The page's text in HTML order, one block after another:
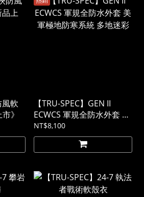
風軟
》
【TRU-SPEC】GEN II
ECWCS 軍規全防水外套 美
軍極地防寒系統 多地迷彩
NT$8,100